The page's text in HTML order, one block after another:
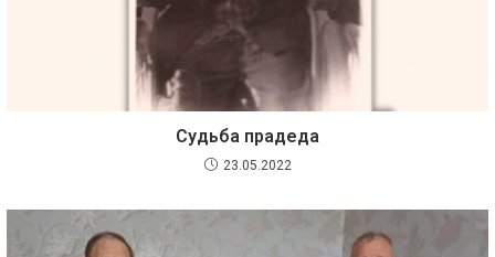
Судьба прадеда
23.05.2022